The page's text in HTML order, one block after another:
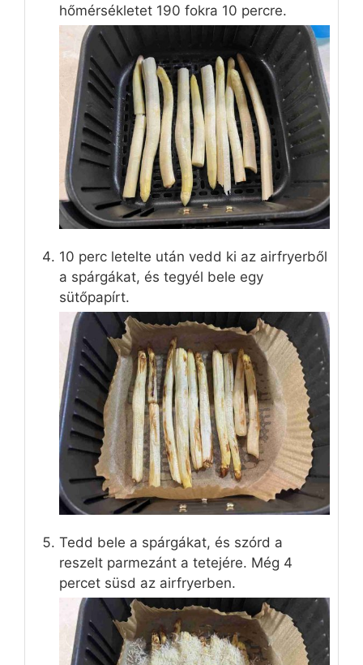
hőmérsékletet 190 fokra 10 percre.
10 perc letelte után vedd ki az airfryerből
a spárgákat, és tegyél bele egy
sütőpapírt.
Tedd bele a spárgákat, és szórd a
reszelt parmezánt a tetejére. Még 4
percet süsd az airfryerben.